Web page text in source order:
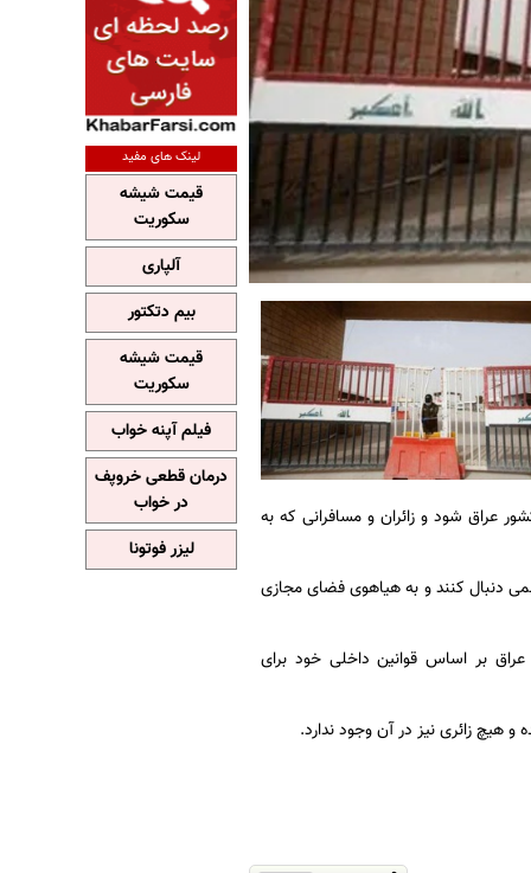
عراق شود و زائران و مسافرانی که به
دنبال کنند و به هیاهوی فضای مجازی
بر اساس قوانین داخلی خود برای
هیچ زائری نیز در آن وجود ندارد.
لینک های مفید
قیمت شیشه
سکوریت
آلپاری
بیم دتکتور
قیمت شیشه
سکوریت
فیلم آپنه خواب
درمان قطعی خروپف
در خواب
لیزر فوتونا